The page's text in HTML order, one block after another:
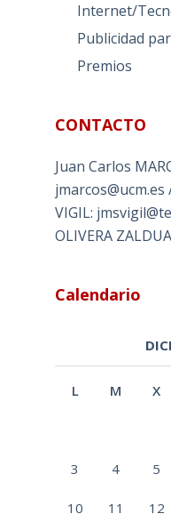
Internet/
Publicidad
Premios
CONTACTO
Juan Carlos
VIGIL:
OLIVERA
Calendario
L M X
3 4 5
10 11 12